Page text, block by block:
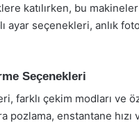
katılırken, bu
ayar seçenekleri, anlık
Seçenekleri
farklı çekim modları ve
pozlama, enstantane